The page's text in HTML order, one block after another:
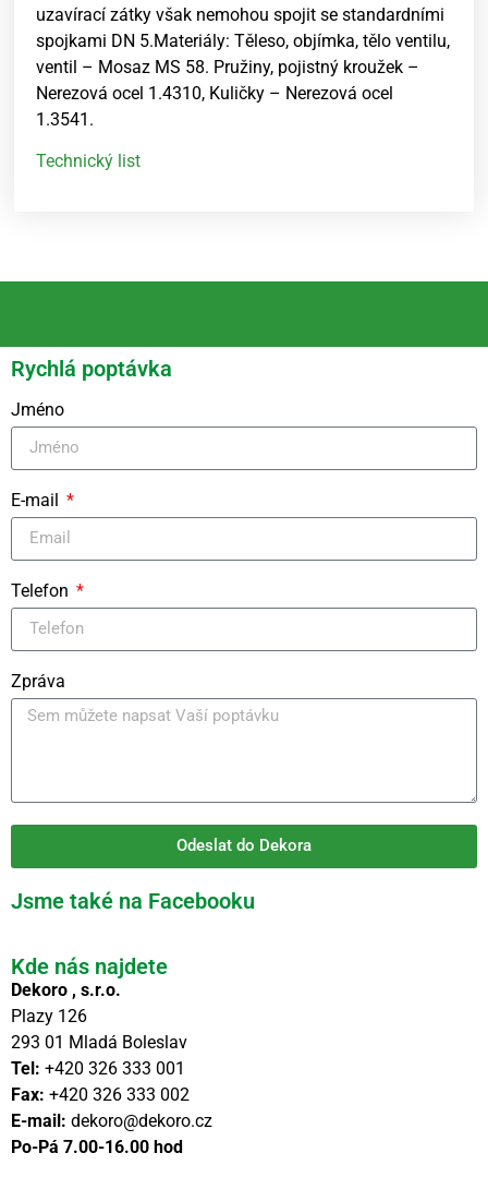
uzavírací zátky však nemohou spojit se standardními
spojkami DN 5.Materiály: Těleso, objímka, tělo ventilu,
ventil – Mosaz MS 58. Pružiny, pojistný kroužek –
Nerezová ocel 1.4310, Kuličky – Nerezová ocel
1.3541.
Technický list
Rychlá poptávka
Jméno
E-mail
Telefon
Zpráva
Odeslat do Dekora
Jsme také na Facebooku
Kde nás najdete
Dekoro , s.r.o.
Plazy 126
293 01 Mladá Boleslav
Tel: +420 326 333 001
Fax: +420 326 333 002
E-mail: dekoro@dekoro.cz
Po-Pá 7.00-16.00 hod